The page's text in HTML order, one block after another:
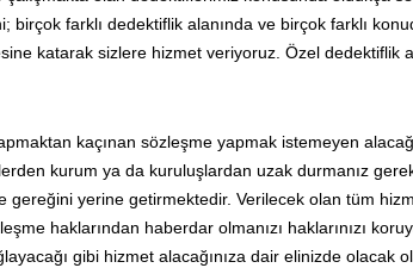
birçok farklı dedektiflik alanında ve birçok farklı
katarak sizlere hizmet veriyoruz. Özel dedektiflik
kaçınan sözleşme yapmak istemeyen
kurum ya da kuruluşlardan uzak durmanız
yerine getirmektedir. Verilecek olan tüm
haklarından haberdar olmanızı haklarınızı
gibi hizmet alacağınıza dair elinizde olacak